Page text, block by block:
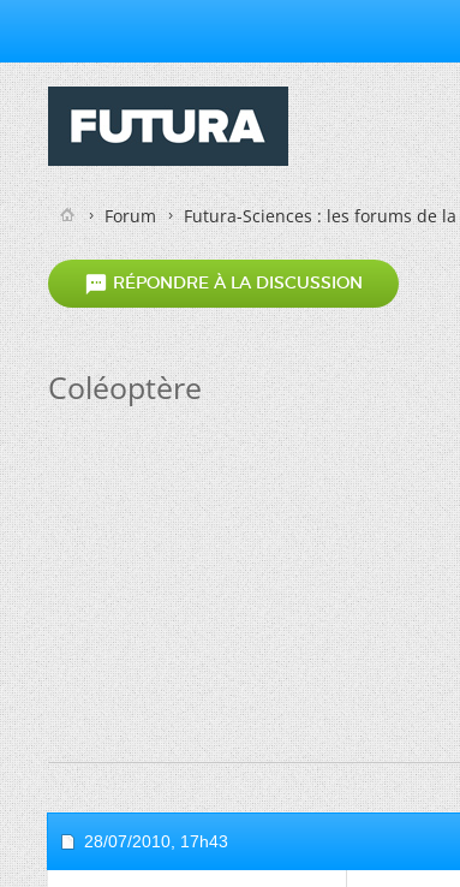
Forum Futura-Sciences : les forums de
 RÉPONDRE À LA DISCUSSION
Coléoptère
28/07/2010, 17h43